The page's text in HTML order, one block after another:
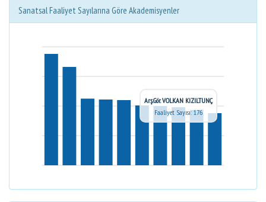
Sanatsal Faaliyet Sayılarına Göre Akademisyenler
Arş.Gör. VOLKAN KIZILTUNÇ
Faaliyet Sayısı: 176